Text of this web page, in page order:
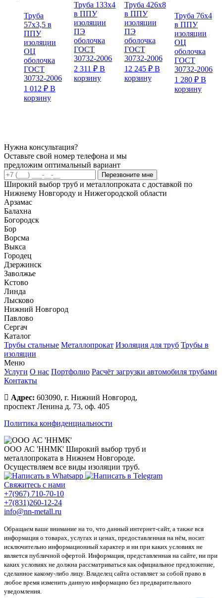
Труба
57х3,5 в
ППУ
изоляции
ОЦ
оболочка
ГОСТ
30732-2006
1 012 ₽ В
корзину
Труба 133х4
в ППУ
изоляции
ПЭ
оболочка
ГОСТ
30732-2006
2 311₽ В
корзину
Труба 426х8
в ППУ
изоляции
ПЭ
оболочка
ГОСТ
30732-2006
12 245 ₽ В
корзину
Труба 76х4
в ППУ
изоляции
ОЦ
оболочка
ГОСТ
30732-2006
1 280 ₽ В
корзину
Нужна консультация?
Оставьте свой номер телефона и мы
предложим оптимальный вариант
Перезвоните мне
Широкий выбор труб и металлопроката с доставкой по
Нижнему Новгороду и Нижегородской области
Арзамас
Балахна
Богородск
Бор
Ворсма
Выкса
Городец
Дзержинск
Заволжье
Кстово
Линда
Лысково
Нижний Новгород
Павлово
Сергач
Каталог
Трубы стальные Металлопрокат Изоляция для труб Трубы в
изоляции
Меню
Услуги О нас Портфолио Расчёт загрузки автомобиля трубами
Контакты
Адрес: 603090, г. Нижний Новгород,
проспект Ленина д. 73, оф. 405
Политика конфиденциальности
ООО АС 'ННМК' Широкий выбор труб и
металлопроката в Нижнем Новгороде.
Осуществляем все виды изоляции труб.
Свяжитесь с нами
+7(967) 710-70-10
+7(831)260-12-24
info@nn-metall.ru
Обращаем ваше внимание на то, что данный интернет-сайт, а также вся
информация о товарах, услугах и ценах, предоставленная на нём, носит
исключительно информационный характер и ни при каких условиях не
является публичной офертой. Информация, представленная на сайте, ни при
каких условиях не должна рассматриваться как официальное предложение,
сделанное какому-либо лицу. Владелец сайта оставляет за собой право в
любое время изменить данную информацию без предварительного
уведомления.